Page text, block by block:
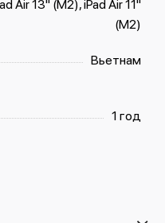
Air 13" (M2), iPad Air 11"
(M2)
Вьетнам
1 год